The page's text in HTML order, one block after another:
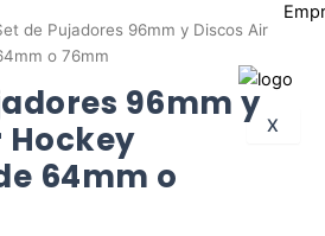
X
de Pujadores 96mm y Discos Air
o 76mm
96mm y
Hockey
64mm o